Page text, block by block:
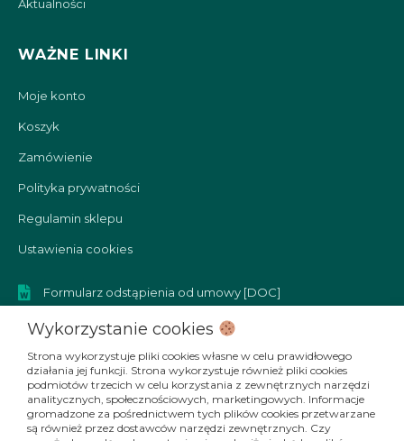
Aktualności
WAŻNE LINKI
Moje konto
Koszyk
Zamówienie
Polityka prywatności
Regulamin sklepu
Ustawienia cookies
Formularz odstąpienia od umowy [DOC]
Formularz reklamacyjny [DOC]
SOCIAL MEDIA
F
I
Y
T
Wykorzystanie cookies
Strona wykorzystuje pliki cookies własne w celu prawidłowego
działania jej funkcji. Strona wykorzystuje również pliki cookies
podmiotów trzecich w celu korzystania z zewnętrznych narzędzi
analitycznych, społecznościowych, marketingowych. Informacje
gromadzone za pośrednictwem tych plików cookies przetwarzane
są również przez dostawców narzędzi zewnętrznych. Czy